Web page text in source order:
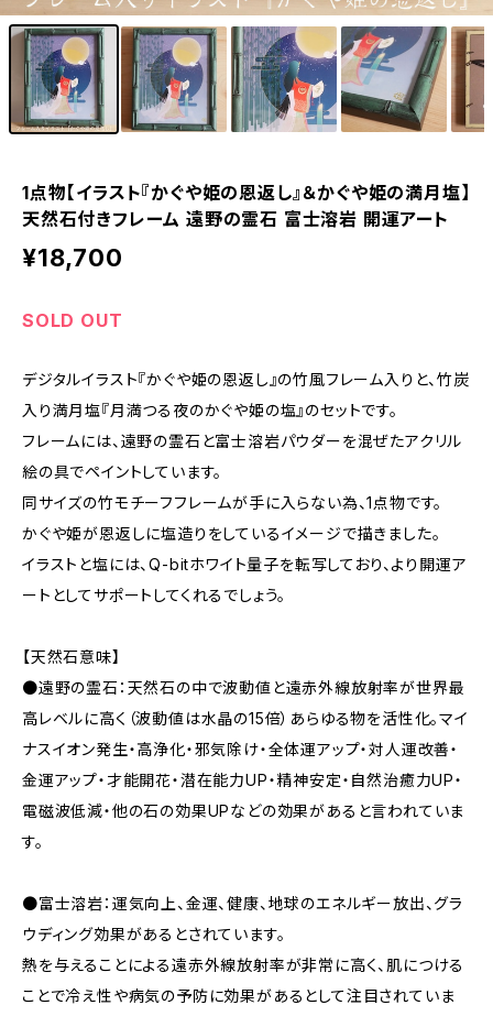
1点物【イラスト『かぐや姫の恩返し』＆かぐや姫の満月塩】
天然石付きフレーム 遠野の霊石 富士溶岩 開運アート
¥18,700
SOLD OUT
デジタルイラスト『かぐや姫の恩返し』の竹風フレーム入りと、竹炭
入り満月塩『月満つる夜のかぐや姫の塩』のセットです。
フレームには、遠野の霊石と富士溶岩パウダーを混ぜたアクリル
絵の具でペイントしています。
同サイズの竹モチーフフレームが手に入らない為、1点物です。
かぐや姫が恩返しに塩造りをしているイメージで描きました。
イラストと塩には、Q-bitホワイト量子を転写しており、より開運ア
ートとしてサポートしてくれるでしょう。
【天然石意味】
●遠野の霊石：天然石の中で波動値と遠赤外線放射率が世界最
高レベルに高く（波動値は水晶の15倍）あらゆる物を活性化。マイ
ナスイオン発生・高浄化・邪気除け・全体運アップ・対人運改善・
金運アップ・才能開花・潜在能力UP・精神安定・自然治癒力UP・
電磁波低減・他の石の効果UPなどの効果があると言われていま
す。
●富士溶岩：運気向上、金運、健康、地球のエネルギー放出、グラ
ウディング効果があるとされています。
熱を与えることによる遠赤外線放射率が非常に高く、肌につける
ことで冷え性や病気の予防に効果があるとして注目されていま